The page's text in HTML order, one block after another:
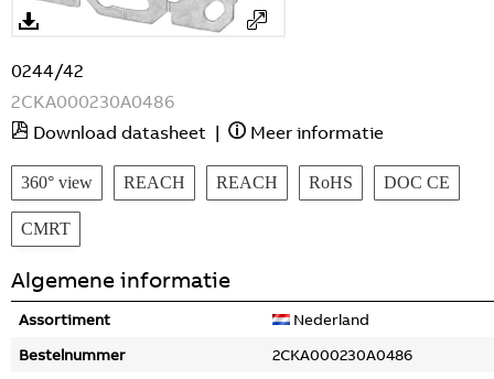
0244/42
2CKA000230A0486
Download datasheet | Meer informatie
360° view REACH REACH RoHS DOC CE
CMRT
Algemene informatie
Assortiment
Nederland
Bestelnummer
2CKA000230A0486